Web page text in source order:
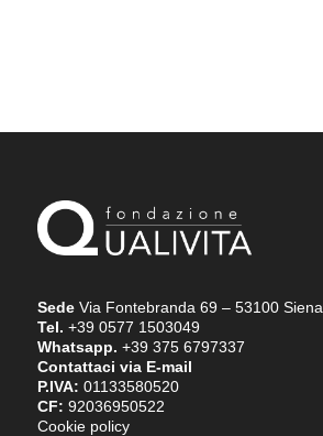
SedeVia Fontebranda 69 – 53100 Siena
Tel. +39 0577 1503049
Whatsapp. +39 375 6797337
Contattaci via E-mail
P.IVA: 01133580520
CF: 92036950522
Cookie policy